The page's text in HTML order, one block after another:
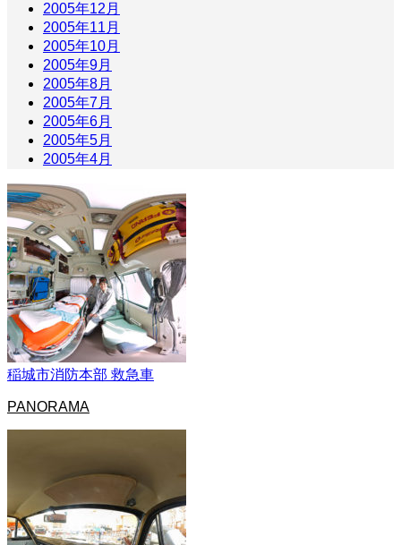
2005年12月
2005年11月
2005年10月
2005年9月
2005年8月
2005年7月
2005年6月
2005年5月
2005年4月
稲城市消防本部 救急車
PANORAMA